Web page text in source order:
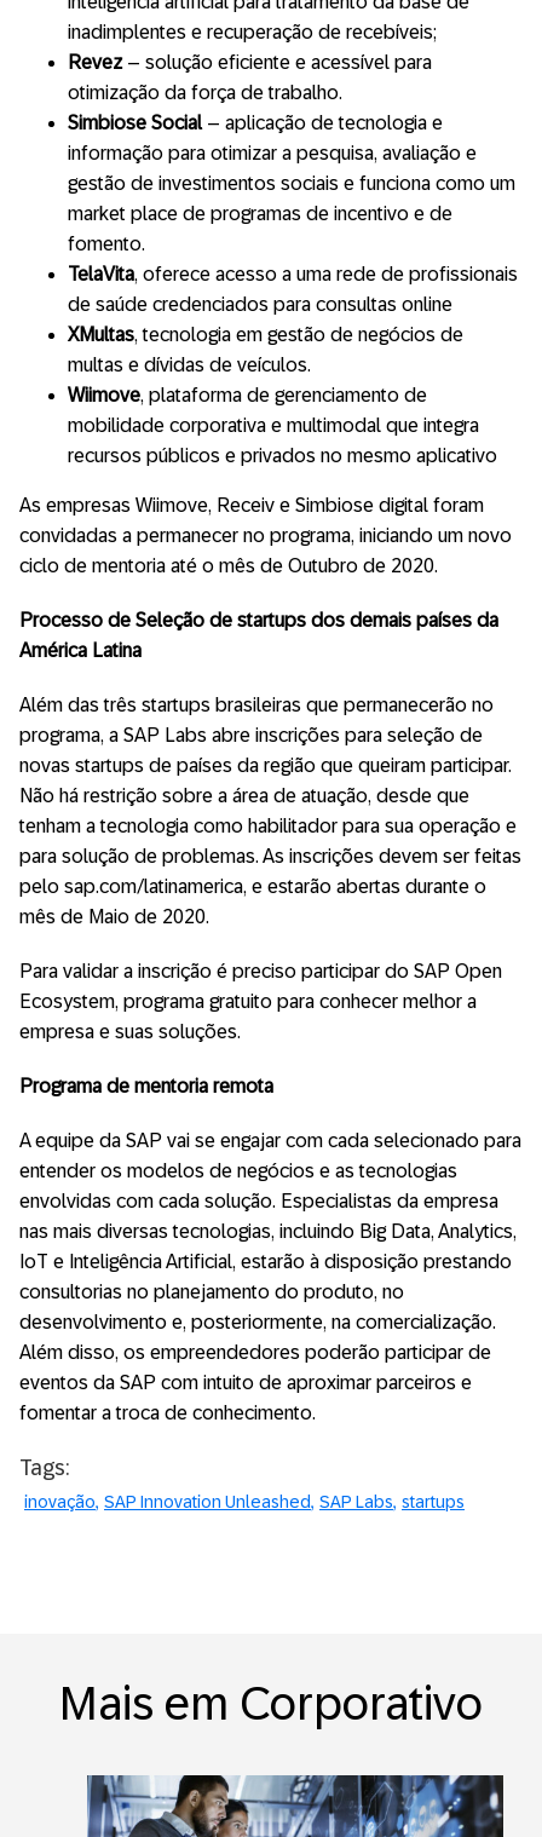
inadimplentes e recuperação de recebíveis;
Revez– solução eficiente e acessível para
otimização da força de trabalho.
Simbiose Social – aplicação de tecnologia e
informação para otimizar a pesquisa, avaliação e
gestão de investimentos sociais e funciona como um
market place de programas de incentivo e de
fomento.
TelaVita, oferece acesso a uma rede de profissionais
de saúde credenciados para consultas online
XMultas, tecnologia em gestão de negócios de
multas e dívidas de veículos.
Wiimove, plataforma de gerenciamento de
mobilidade corporativa e multimodal que integra
recursos públicos e privados no mesmo aplicativo
As empresas Wiimove, Receiv e Simbiose digital foram
convidadas a permanecer no programa, iniciando um novo
ciclo de mentoria até o mês de Outubro de 2020.
Processo de Seleção de startups dos demais países da
América Latina
Além das três startups brasileiras que permanecerão no
programa, a SAP Labs abre inscrições para seleção de
novas startups de países da região que queiram participar.
Não há restrição sobre a área de atuação, desde que
tenham a tecnologia como habilitador para sua operação e
para solução de problemas. As inscrições devem ser feitas
pelo sap.com/latinamerica, e estarão abertas durante o
mês de Maio de 2020.
Para validar a inscrição é preciso participar do SAP Open
Ecosystem, programa gratuito para conhecer melhor a
empresa e suas soluções.
Programa de mentoria remota
A equipe da SAP vai se engajar com cada selecionado para
entender os modelos de negócios e as tecnologias
envolvidas com cada solução. Especialistas da empresa
nas mais diversas tecnologias, incluindo Big Data, Analytics,
IoT e Inteligência Artificial, estarão à disposição prestando
consultorias no planejamento do produto, no
desenvolvimento e, posteriormente, na comercialização.
Além disso, os empreendedores poderão participar de
eventos da SAP com intuito de aproximar parceiros e
fomentar a troca de conhecimento.
Tags:
inovação SAP Innovation Unleashed SAP Labs startups
Mais em Corporativo